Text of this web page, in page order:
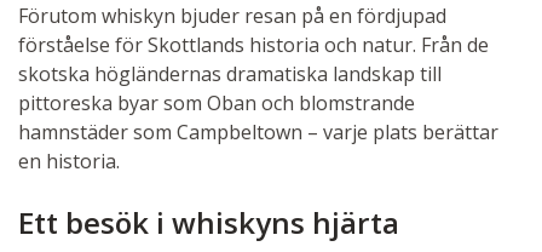
Förutom whiskyn bjuder resan på en fördjupad
förståelse för Skottlands historia och natur. Från de
skotska högländernas dramatiska landskap till
pittoreska byar som Oban och blomstrande
hamnstäder som Campbeltown – varje plats berättar
en historia.
Ett besök i whiskyns hjärta